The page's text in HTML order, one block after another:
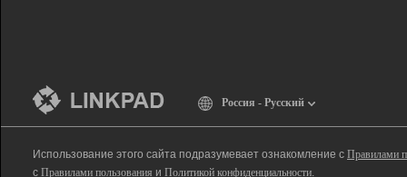
Россия - Русский
Использование этого сайта подразумевает ознакомление с Правилами
с Правилами пользования и Политикой конфиденциальности.